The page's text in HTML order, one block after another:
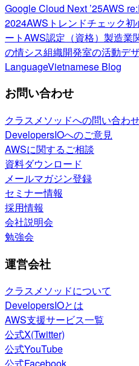
Google Cloud Next ’25AWS
2024AWSトレンドチェック初
ートAWS認定（資格） 製造業
の情シス組織開発室の活動デ
LanguageVietnamese Blog
お問い合わせ
クラスメソッドへの問い合わ
DevelopersIOへのご意見
AWSに関するご相談
資料ダウンロード
メールマガジン登録
セミナー情報
採用情報
会社説明会
勉強会
運営会社
クラスメソッドについて
DevelopersIOとは
AWS支援サービス一覧
公式X(Twitter)
公式YouTube